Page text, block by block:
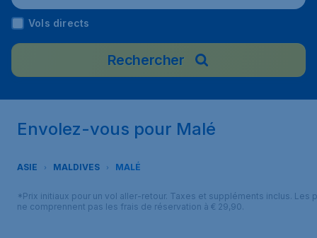
aldives
Vols directs
Rechercher
Envolez-vous pour Malé
ASIE MALDIVES MALÉ
*Prix initiaux pour un vol aller-retour. Taxes et suppléments inclus. Les
ne comprennent pas les frais de réservation à € 29,90.